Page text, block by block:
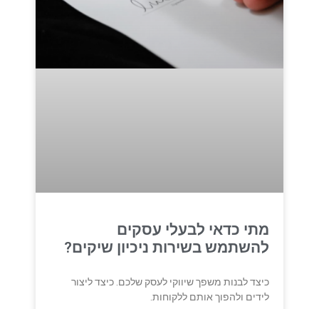
מתי כדאי לבעלי עסקים
להשתמש בשירות ניכיון שיקים?
כיצד לבנות משפך שיווקי לעסק שלכם. כיצד ליצור
לידים ולהפוך אותם ללקוחות.